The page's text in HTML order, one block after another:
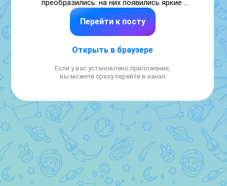
преобразились: на них появились яркие
георгиевские ленты, красные звёзды, голуби
мира— каждый символ наполнен теплом,
уважением и благодарностью.
просто украшение, а важный урок
рассказываем детям о значении Победы, о
помогают воспитывать в детях чувство
гордости за свою страну и уважение к её
истории.
Перейти к посту
Открыть в браузере
Если у вас установлено приложение,
вы можете сразу перейти в канал